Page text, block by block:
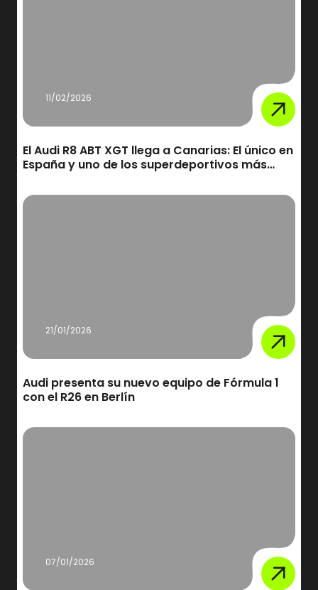
11/02/2026
El Audi R8 ABT XGT llega a Canarias: El único en
España y uno de los superdeportivos más
21/01/2026
Audi presenta su nuevo equipo de Fórmula 1
con el R26 en Berlín
07/01/2026